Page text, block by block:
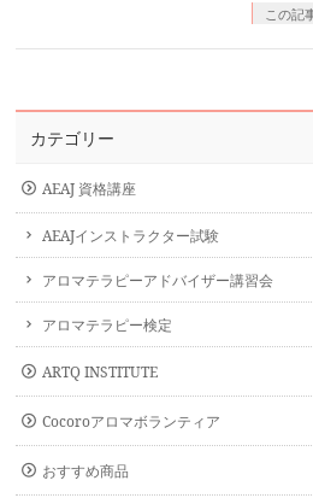
この記
カテゴリー
AEAJ 資格講座
AEAJインストラクター試験
アロマテラピーアドバイザー講習会
アロマテラピー検定
ARTQ INSTITUTE
Cocoroアロマボランティア
おすすめ商品